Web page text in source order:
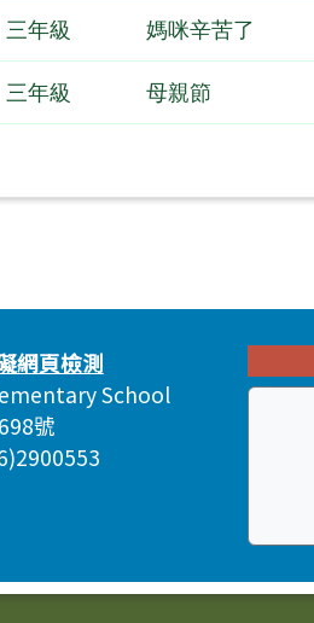
三年級 媽咪辛苦了
三年級 母親節
School
號